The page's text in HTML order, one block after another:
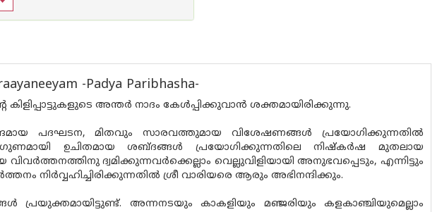
-Padya Paribhasha-
അന്തർ നാദം കേൾപ്പിക്കുവാൻ ശക്തമായിരിക്കുന്നു.
പദഘടന, മിതവും സാരവത്തുമായ വിശേഷണങ്ങൾ പ്രയോഗിക്കുന്നതിൽ
ഉചിതമായ ശബ്ദങ്ങൾ പ്രയോഗിക്കുന്നതിലെ നിഷ്‌കർഷ മുതലായ
ദ്വമിക്കുന്നവർക്കെല്ലാം വെല്ലുവിളിയായി അനുഭവപ്പെടും, എന്നിട്ടും
ശ്രീ വാരിയരെ ആരും അഭിനന്ദിക്കും.
പ്രയുക്തമായിട്ടുണ്ട്. അന്നനടയും കാകളിയും മഞ്ജരിയും കളകാഞ്ചിയുമെല്ലാം